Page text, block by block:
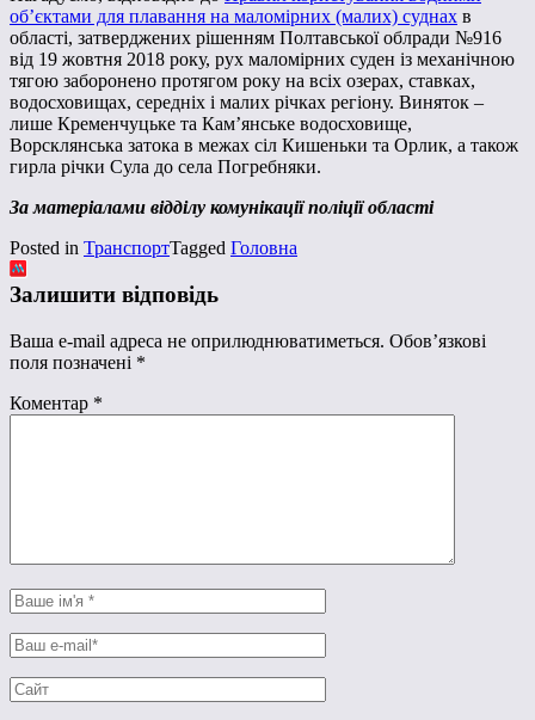
об’єктами для плавання на маломірних (малих) суднах в
області, затверджених рішенням Полтавської облради №916
від 19 жовтня 2018 року, рух маломірних суден із механічною
тягою заборонено протягом року на всіх озерах, ставках,
водосховищах, середніх і малих річках регіону. Виняток –
лише Кременчуцьке та Кам’янське водосховище,
Ворсклянська затока в межах сіл Кишеньки та Орлик, а також
гирла річки Сула до села Погребняки.
За матеріалами відділу комунікації поліції області
Posted in ТранспортTagged Головна
Залишити відповідь
Ваша e-mail адреса не оприлюднюватиметься. Обов’язкові
поля позначені *
Коментар *